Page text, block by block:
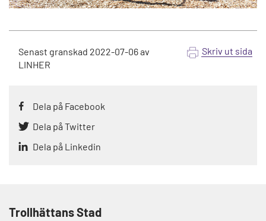
Senast granskad 2022-07-06av
LINHER
Skriv ut sida
Dela på Facebook
Dela på Twitter
Dela på Linkedin
Trollhättans Stad